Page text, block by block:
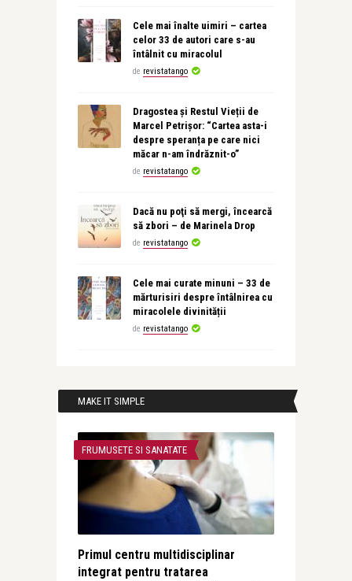
Cele mai înalte uimiri – cartea
celor 33 de autori care s-au
întâlnit cu miracolul
de revistatango
Dragostea și Restul Vieții de
Marcel Petrișor: “Cartea asta-i
despre speranța pe care nici
măcar n-am îndrăznit-o”
de revistatango
Dacă nu poţi să mergi, încearcă
să zbori – de Marinela Drop
de revistatango
Cele mai curate minuni – 33 de
mărturisiri despre întâlnirea cu
miracolele divinității
de revistatango
MAKE IT SIMPLE
FRUMUSETE SI SANATATE
Primul centru multidisciplinar
integrat pentru tratarea